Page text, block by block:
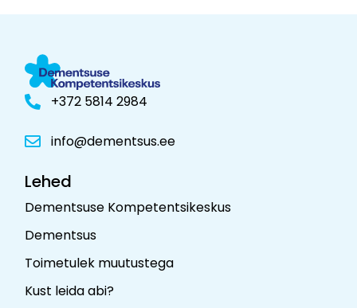
+372 5814 2984
info@dementsus.ee
Lehed
Dementsuse Kompetentsikeskus
Dementsus
Toimetulek muutustega
Kust leida abi?